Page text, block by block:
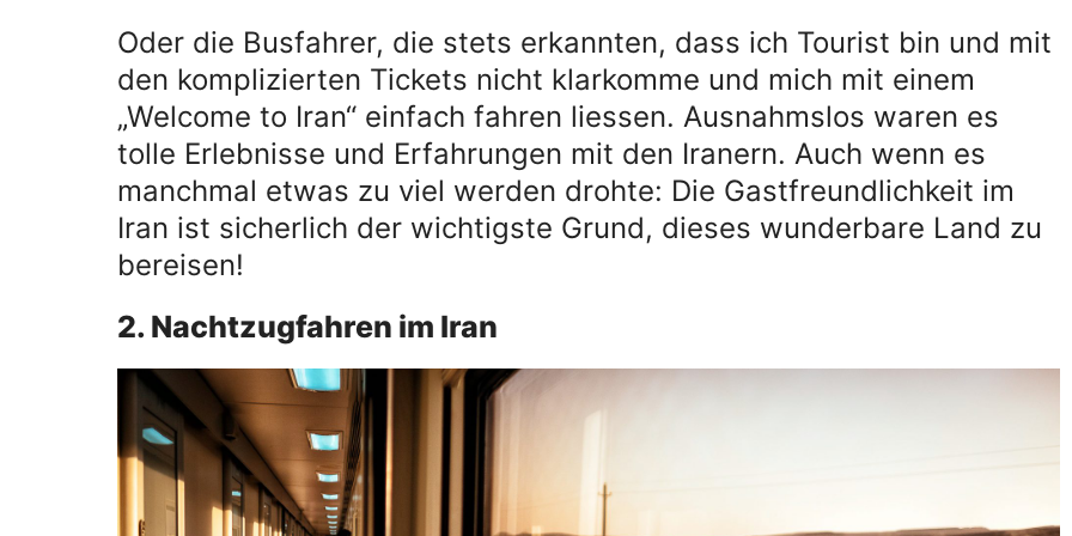
Oder die Busfahrer, die stets erkannten, dass ich Tourist bin und mit
den komplizierten Tickets nicht klarkomme und mich mit einem
„Welcome to Iran“ einfach fahren liessen. Ausnahmslos waren es
tolle Erlebnisse und Erfahrungen mit den Iranern. Auch wenn es
manchmal etwas zu viel werden drohte: Die Gastfreundlichkeit im
Iran ist sicherlich der wichtigste Grund, dieses wunderbare Land zu
bereisen!
2. Nachtzugfahren im Iran